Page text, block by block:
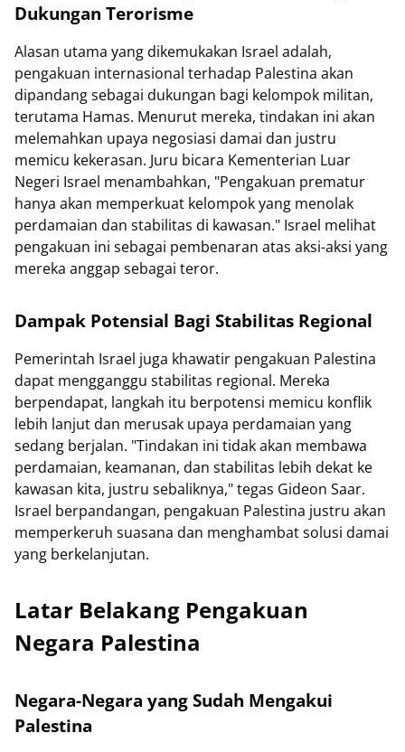
Dukungan Terorisme
Alasan utama yang dikemukakan Israel adalah,
pengakuan internasional terhadap Palestina akan
dipandang sebagai dukungan bagi kelompok militan,
terutama Hamas. Menurut mereka, tindakan ini akan
melemahkan upaya negosiasi damai dan justru
memicu kekerasan. Juru bicara Kementerian Luar
Negeri Israel menambahkan, "Pengakuan prematur
hanya akan memperkuat kelompok yang menolak
perdamaian dan stabilitas di kawasan." Israel melihat
pengakuan ini sebagai pembenaran atas aksi-aksi yang
mereka anggap sebagai teror.
Dampak Potensial Bagi Stabilitas Regional
Pemerintah Israel juga khawatir pengakuan Palestina
dapat mengganggu stabilitas regional. Mereka
berpendapat, langkah itu berpotensi memicu konflik
lebih lanjut dan merusak upaya perdamaian yang
sedang berjalan. "Tindakan ini tidak akan membawa
perdamaian, keamanan, dan stabilitas lebih dekat ke
kawasan kita, justru sebaliknya," tegas Gideon Saar.
Israel berpandangan, pengakuan Palestina justru akan
memperkeruh suasana dan menghambat solusi damai
yang berkelanjutan.
Latar Belakang Pengakuan
Negara Palestina
Negara-Negara yang Sudah Mengakui
Palestina